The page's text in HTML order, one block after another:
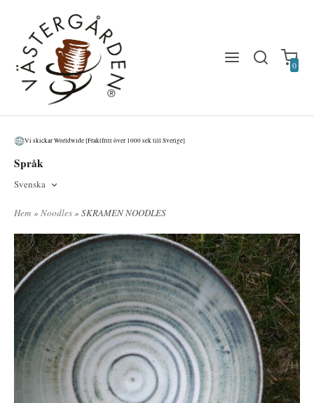
0
Vi skickar Worldwide [Fraktfritt över 1000 sek till Sverige]
Språk
Svenska
Hem » Noodles » SKRAMEN NOODLES